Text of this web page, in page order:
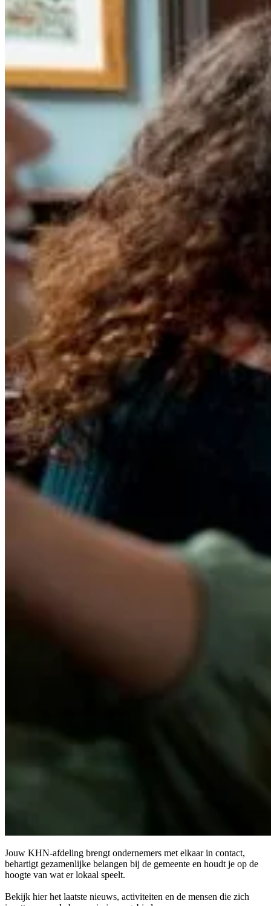
Jouw KHN-afdeling brengt ondernemers met elkaar in contact,
behartigt gezamenlijke belangen bij de gemeente en houdt je op de
hoogte van wat er lokaal speelt.
Bekijk hier het laatste nieuws, activiteiten en de mensen die zich